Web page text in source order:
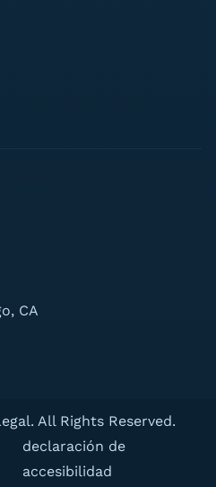
CA
All Rights Reserved.
declaración de
accesibilidad